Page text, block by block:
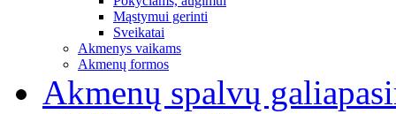
Mąstymui gerinti
Sveikatai
Akmenys vaikams
Akmenų formos
Akmenų spalvų galia